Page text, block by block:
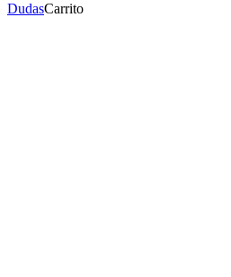
DudasCarrito